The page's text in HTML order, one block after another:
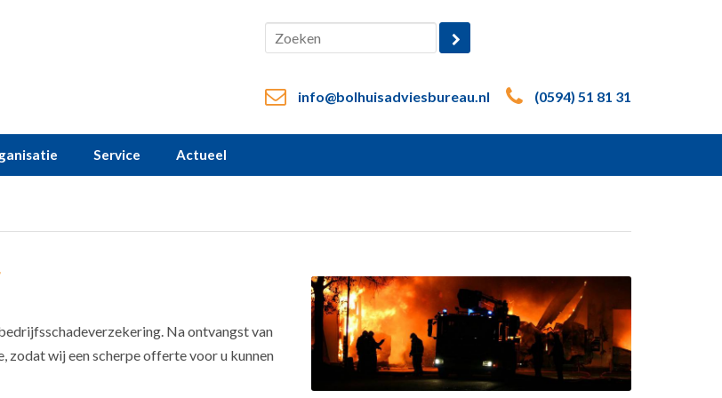
info@bolhuisadviesbureau.nl (0594) 51 81 31
Service Actueel
Na ontvangst van
zodat wij een scherpe offerte voor u kunnen